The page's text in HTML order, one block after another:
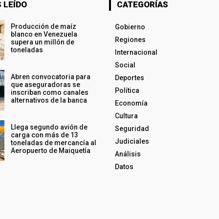
LEÍDO
Producción de maíz
blanco en Venezuela
supera un millón de
toneladas
Abren convocatoria para
que aseguradoras se
inscriban como canales
alternativos de la banca
Llega segundo avión de
carga con más de 13
toneladas de mercancía al
Aeropuerto de Maiquetía
CATEGORÍAS
Gobierno
Regiones
Internacional
Social
Deportes
Política
Economía
Cultura
Seguridad
Judiciales
Análisis
Datos